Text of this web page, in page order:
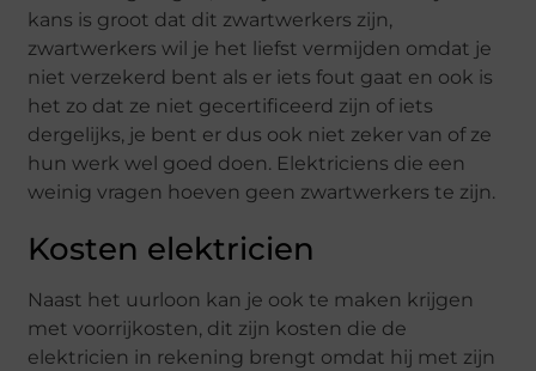
kans is groot dat dit zwartwerkers zijn,
zwartwerkers wil je het liefst vermijden omdat je
niet verzekerd bent als er iets fout gaat en ook is
het zo dat ze niet gecertificeerd zijn of iets
dergelijks, je bent er dus ook niet zeker van of ze
hun werk wel goed doen. Elektriciens die een
weinig vragen hoeven geen zwartwerkers te zijn.
Kosten elektricien
Naast het uurloon kan je ook te maken krijgen
met voorrijkosten, dit zijn kosten die de
elektricien in rekening brengt omdat hij met zijn